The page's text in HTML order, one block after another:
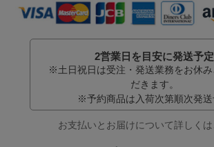
2営業日を目安に発送予定
※土日祝日は受注・発送業務をお休み
だきます。
※予約商品は入荷次第順次発送
お支払いとお届けについて詳しくは